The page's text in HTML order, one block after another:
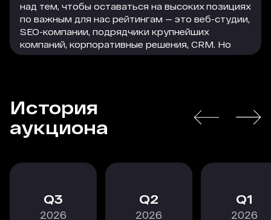
над тем, чтобы оставаться на высоких позициях
по важным для нас рейтингам — это веб-студии,
SEO-компании, подрядчики крупнейших
компаний, корпоративные решения, CRM. Но
параллельно с этим мы активно используем
трафика на сайт. Этот трафик легко
конвертируется в заявки, а заявки — в
благодарных клиентов, которые остаются с
В текущей экономической ситуации особенно
том числе по рекламному размещению. Радует,
что коллеги из Рейтинга Рунета не стоят на
РАСКРЫТЬ
История
аукциона
3
2026
2
2026
1
2026